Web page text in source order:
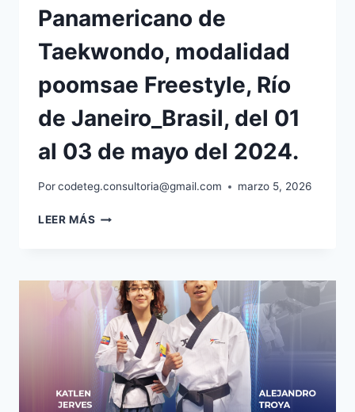
Panamericano de
Taekwondo, modalidad
poomsae Freestyle, Río
de Janeiro_Brasil, del 01
al 03 de mayo del 2024.
Porcodeteg.consultoria@gmail.com marzo 5, 2026
LEER MÁS